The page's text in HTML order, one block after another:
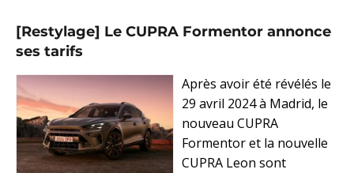
[Restylage] Le CUPRA Formentor annonce
ses tarifs
Après avoir été révélés le
29 avril 2024 à Madrid, le
nouveau CUPRA
Formentor et la nouvelle
CUPRA Leon sont